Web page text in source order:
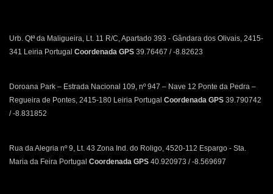
Urb. Qtª da Maligueira, Lt. 11 R/C, Apartado 393 - Gândara dos Olivais, 2415-
341 Leiria Portugal Coordenada GPS 39.76467 / -8.82623
Doroana Park – Estrada Nacional 109, nº 947 – Nave 12 Ponte da Pedra –
Regueira de Pontes, 2415-180 Leiria Portugal Coordenada GPS 39.790742
/ -8.831852
Rua da Alegria nº 9, Lt. 43 Zona Ind. do Roligo, 4520-112 Espargo - Sta.
Maria da Feira Portugal Coordenada GPS 40.920973 / -8.569697